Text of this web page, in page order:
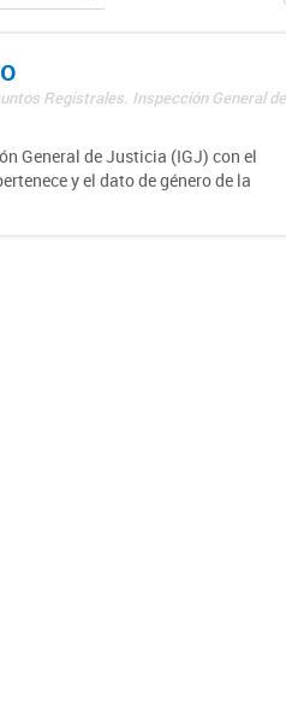
Registrales. Inspección General de
General de Justicia (IGJ) con el
y el dato de género de la